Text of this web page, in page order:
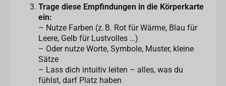
Trage diese Empfindungen in die Körperkarte
ein:
– Nutze Farben (z. B. Rot für Wärme, Blau für
Leere, Gelb für Lustvolles …)
– Oder nutze Worte, Symbole, Muster, kleine
Sätze
– Lass dich intuitiv leiten – alles, was du
fühlst, darf Platz haben